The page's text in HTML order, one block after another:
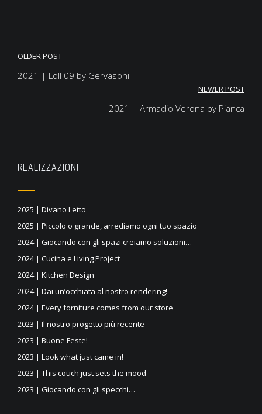
Navigazione
OLDER POST
2021 | Loll 09 by Gervasoni
NEWER POST
2021 | Armadio Verona by Pianca
REALIZZAZIONI
2025 | Divano Letto
2025 | Piccolo o grande, arrediamo ogni tuo spazio
2024 | Giocando con gli spazi creiamo soluzioni…
2024 | Cucina e Living Project
2024 | Kitchen Design
2024 | Dai un’occhiata al nostro rendering!
2024 | Every forniture comes from our store
2023 | Il nostro progetto più recente
2023 | Buone Feste!
2023 | Look what just came in!
2023 | This couch just sets the mood
2023 | Giocando con gli specchi…